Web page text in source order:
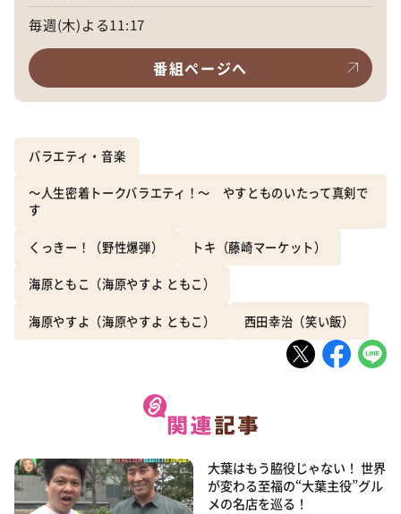
毎週(木)よる11:17
番組ページへ
バラエティ・音楽
～人生密着トークバラエティ！～ やすとものいたって真剣で
す
くっきー！（野性爆弾） トキ（藤崎マーケット）
海原ともこ（海原やすよ ともこ）
海原やすよ（海原やすよ ともこ） 西田幸治（笑い飯）
大葉はもう脇役じゃない！ 世界
が変わる至福の“大葉主役”グル
メの名店を巡る！